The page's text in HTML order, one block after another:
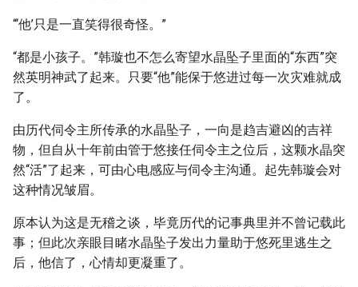
“‘他’只是一直笑得很奇怪。”
“都是小孩子。”韩璇也不怎么寄望水晶坠子里面的“东西”突
然英明神武了起来。只要“他”能保于悠进过每一次灾难就成
了。
由历代伺令主所传承的水晶坠子，一向是趋吉避凶的吉祥
物，但自从十年前由管于悠接任伺令主之位后，这颗水晶突
然“活”了起来，可由心电感应与伺令主沟通。起先韩璇会对
这种情况皱眉。
原本认为这是无稽之谈，毕竟历代的记事典里并不曾记载此
事；但此次亲眼目睹水晶坠子发出力量助于悠死里逃生之
后，他信了，心情却更凝重了。